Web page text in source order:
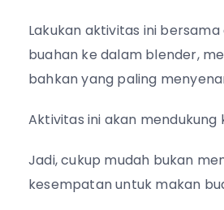
Lakukan aktivitas ini
buahan ke dalam blender,
bahkan yang paling
Aktivitas ini akan
Jadi, cukup mudah bukan
kesempatan untuk makan